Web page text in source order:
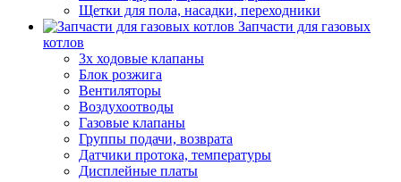
Щетки для пола, насадки, переходники
Запчасти для газовых
котлов
3х ходовые клапаны
Блок розжига
Вентиляторы
Воздухоотводы
Газовые клапаны
Группы подачи, возврата
Датчики протока, температуры
Дисплейные платы